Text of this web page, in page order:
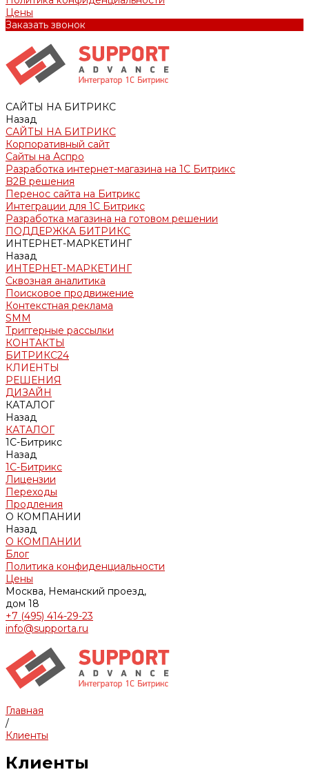
Цены
Заказать звонок
САЙТЫ НА БИТРИКС
Назад
САЙТЫ НА БИТРИКС
Корпоративный сайт
Сайты на Аспро
Разработка интернет-магазина на 1С Битрикс
B2B решения
Перенос сайта на Битрикс
Интеграции для 1С Битрикс
Разработка магазина на готовом решении
ПОДДЕРЖКА БИТРИКС
ИНТЕРНЕТ-МАРКЕТИНГ
Назад
ИНТЕРНЕТ-МАРКЕТИНГ
Сквозная аналитика
Поисковое продвижение
Контекстная реклама
SMM
Триггерные рассылки
КОНТАКТЫ
БИТРИКС24
КЛИЕНТЫ
РЕШЕНИЯ
ДИЗАЙН
КАТАЛОГ
Назад
КАТАЛОГ
1С-Битрикс
Назад
1С-Битрикс
Лицензии
Переходы
Продления
О КОМПАНИИ
Назад
О КОМПАНИИ
Блог
Политика конфиденциальности
Цены
Москва, Неманский проезд,
дом 18
+7 (495) 414-29-23
info@supporta.ru
Главная
/
Клиенты
Клиенты